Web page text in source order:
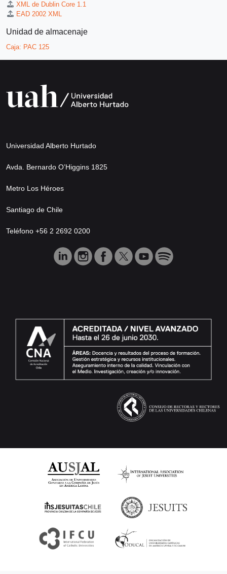
XML de Dublin Core 1.1
EAD 2002 XML
Unidad de almacenaje
Caja: PAC 125
Universidad Alberto Hurtado
Avda. Bernardo O’Higgins 1825
Metro Los Héroes
Santiago de Chile
Teléfono +56 2 2692 0200